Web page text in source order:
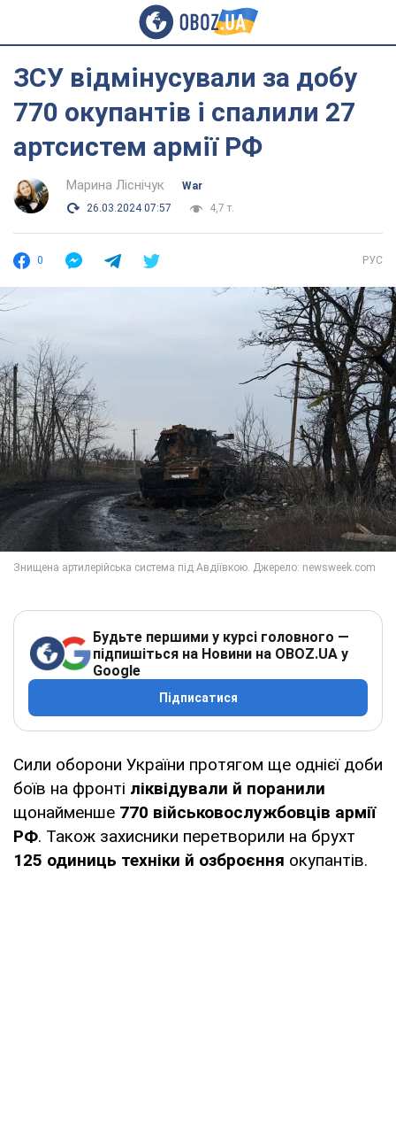
ЗСУ відмінусували за добу
770 окупантів і спалили 27
артсистем армії РФ
Марина Ліснічук
War
26.03.2024 07:57
4,7 т.
0 РУС
Будьте першими у курсі головного —
підпишіться на Новини на OBOZ.UA у
Google
Підписатися
Сили оборони України протягом ще однієї доби
боїв на фронті ліквідували й поранили
щонайменше 770 військовослужбовців армії
РФ. Також захисники перетворили на брухт
125 одиниць техніки й озброєння окупантів.